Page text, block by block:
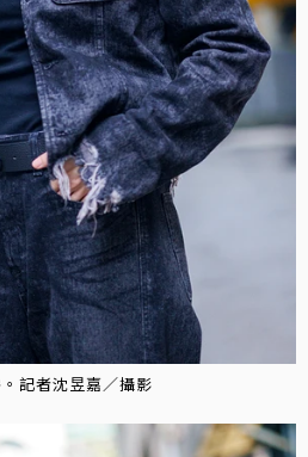
記者沈昱嘉／攝影